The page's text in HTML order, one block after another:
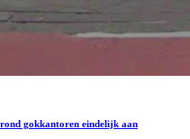
gokkantoren eindelijk aan